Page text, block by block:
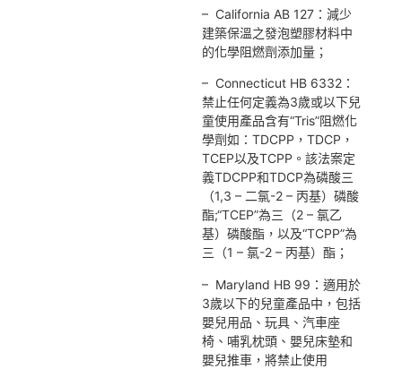
– California AB 127：減少
建築保溫之發泡塑膠材料中
的化學阻燃劑添加量；
– Connecticut HB 6332：
禁止任何定義為3歲或以下兒
童使用產品含有“Tris”阻燃化
學劑如：TDCPP，TDCP，
TCEP以及TCPP。該法案定
義TDCPP和TDCP為磷酸三
（1,3 – 二氯-2 – 丙基）磷酸
酯;“TCEP”為三（2 – 氯乙
基）磷酸酯，以及“TCPP”為
三（1 – 氯-2 – 丙基）酯；
– Maryland HB 99：適用於
3歲以下的兒童產品中，包括
嬰兒用品、玩具、汽車座
椅、哺乳枕頭、嬰兒床墊和
嬰兒推車，將禁止使用